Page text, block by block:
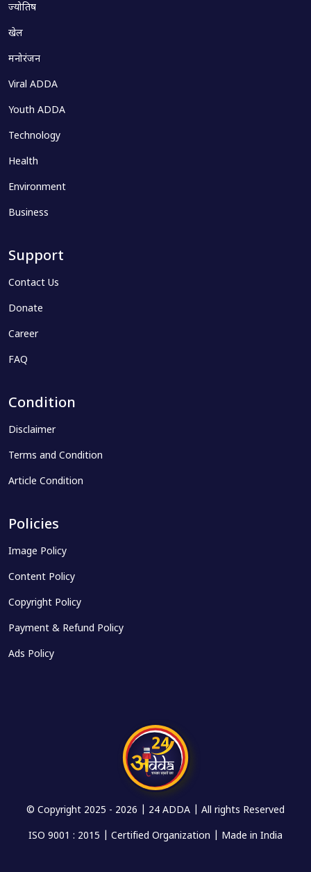
ज्योतिष
खेल
मनोरंजन
Viral ADDA
Youth ADDA
Technology
Health
Environment
Business
Support
Contact Us
Donate
Career
FAQ
Condition
Disclaimer
Terms and Condition
Article Condition
Policies
Image Policy
Content Policy
Copyright Policy
Payment & Refund Policy
Ads Policy
© Copyright 2025 - 2026 | 24 ADDA | All rights Reserved
ISO 9001 : 2015 | Certified Organization | Made in India